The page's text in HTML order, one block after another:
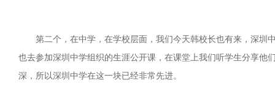
第二个，在中学，在学校层面，我们今天韩校长也有来，深圳
也去参加深圳中学组织的生涯公开课，在课堂上我们听学生分享他
深，所以深圳中学在这一块已经非常先进。